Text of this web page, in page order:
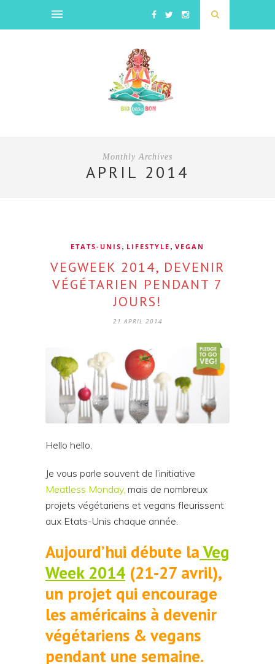
Monthly Archives
APRIL 2014
ETATS-UNIS , LIFESTYLE , VEGAN
VEGWEEK 2014, DEVENIR
VÉGÉTARIEN PENDANT 7
JOURS!
21 APRIL 2014
Hello hello,
Je vous parle souvent de l’initiative
Meatless Monday, mais de nombreux
projets végétariens et vegans fleurissent
aux Etats-Unis chaque année.
Aujourd’hui débute la Veg
Week 2014 (21-27 avril),
un projet qui encourage
les américains à devenir
végétariens & vegans
pendant une semaine.